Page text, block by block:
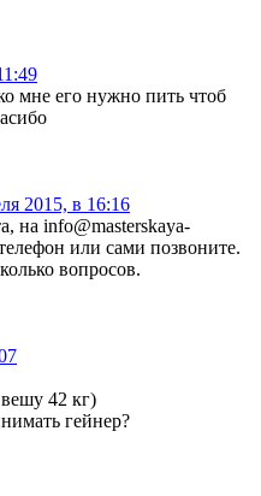
мне его нужно пить чтоб
2015, в 16:16
на info@masterskaya-
или сами позвоните.
вопросов.
вешу 42 кг)
гейнер?